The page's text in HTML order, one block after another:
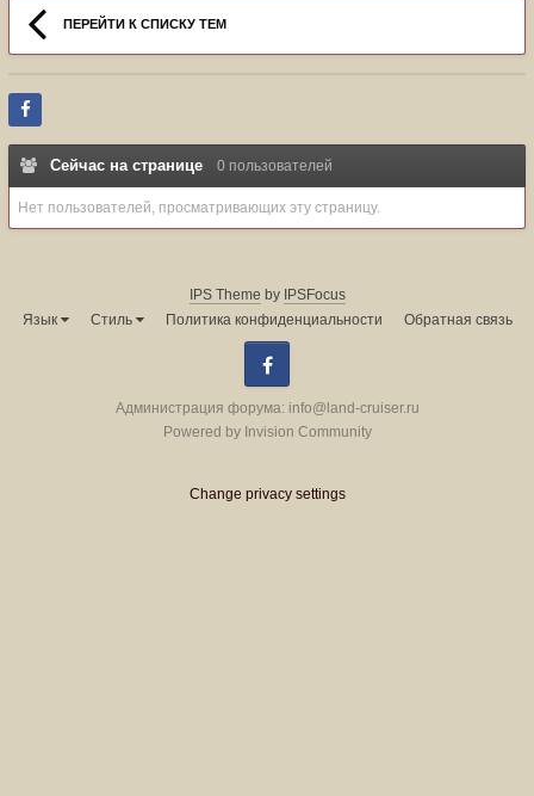
ПЕРЕЙТИ К СПИСКУ ТЕМ
Сейчас на странице 0 пользователей
Нет пользователей, просматривающих эту страницу.
IPS Theme by IPSFocus
Язык
Стиль Политика конфиденциальности Обратная связь
Администрация форума: info@land-cruiser.ru
Powered by Invision Community
Change privacy settings